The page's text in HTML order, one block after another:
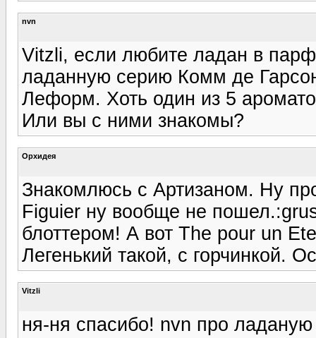
nvn
Vitzli, если любите ладан в
ладанную серию Комм де
Леформ. Хоть один из 5
Или вы с ними знакомы?
Орхидея
Знакомлюсь с Артизаном. Ну
Figuier ну вообще не
блоттером! А вот The pour un
Легенький такой, с горчинкой.
Vitzli
ня-ня спасибо! nvn про